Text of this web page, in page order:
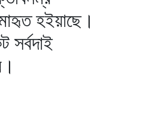
হইয়াছে।
সর্বদাই